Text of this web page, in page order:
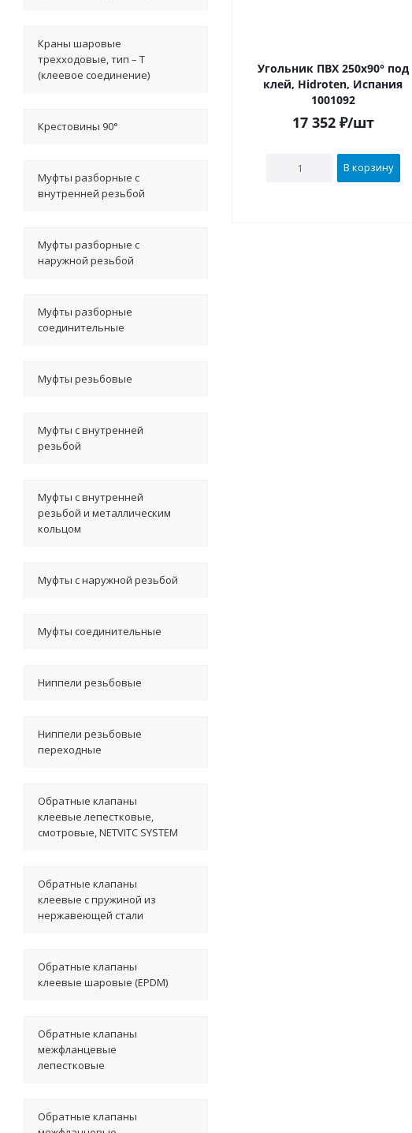
Угольник ПВХ 250х90° под
клей, Hidroten, Испания
1001092
17 352₽/шт
В корзину
Краны шаровые
трехходовые, тип – T
(клеевое соединение)
Крестовины 90°
Муфты разборные с
внутренней резьбой
Муфты разборные с
наружной резьбой
Муфты разборные
соединительные
Муфты резьбовые
Муфты с внутренней
резьбой
Муфты с внутренней
резьбой и металлическим
кольцом
Муфты с наружной резьбой
Муфты соединительные
Ниппели резьбовые
Ниппели резьбовые
переходные
Обратные клапаны
клеевые лепестковые,
смотровые, NETVITC SYSTEM
Обратные клапаны
клеевые с пружиной из
нержавеющей стали
Обратные клапаны
клеевые шаровые (EPDM)
Обратные клапаны
межфланцевые
лепестковые
Обратные клапаны